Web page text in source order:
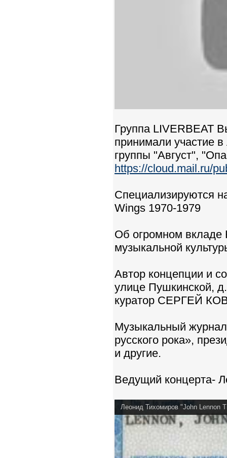
Группа LIVERBEAT
принимали участие
группы "Август",
https://cloud.mail.ru/
Специализируются
Wings 1970-1979
Об огромном вкладе
музыкальной
Автор концепции и
улице Пушкинской,
куратор СЕРГЕЙ
Музыкальный
русского рока»,
и другие.
Ведущий концерта-
Леонид Тихомиров "John Lennon